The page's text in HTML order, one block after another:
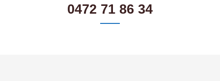
0472 71 86 34